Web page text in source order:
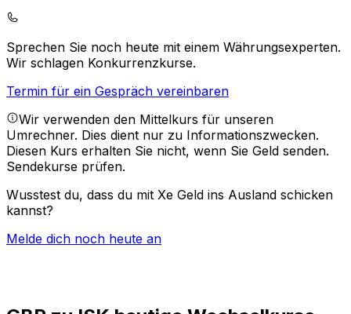
Sprechen Sie noch heute mit einem Währungsexperten.
Wir schlagen Konkurrenzkurse.
Termin für ein Gespräch vereinbaren
Wir verwenden den Mittelkurs für unseren
Umrechner. Dies dient nur zu Informationszwecken.
Diesen Kurs erhalten Sie nicht, wenn Sie Geld senden.
Sendekurse prüfen.
Wusstest du, dass du mit Xe Geld ins Ausland schicken
kannst?
Melde dich noch heute an